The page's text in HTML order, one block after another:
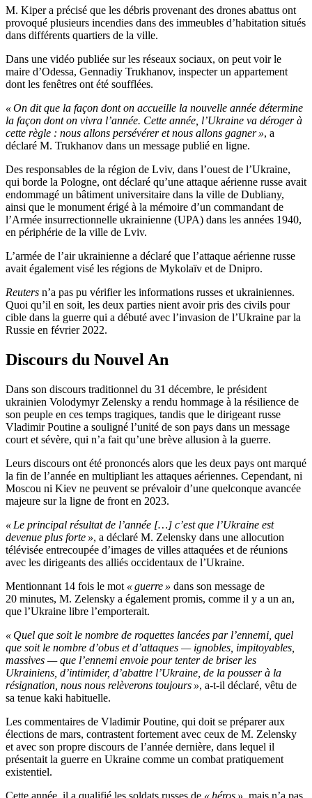
M. Kiper a précisé que les débris provenant des drones abattus ont
provoqué plusieurs incendies dans des immeubles d’habitation situés
dans différents quartiers de la ville.
Dans une vidéo publiée sur les réseaux sociaux, on peut voir le
maire d’Odessa, Gennadiy Trukhanov, inspecter un appartement
dont les fenêtres ont été soufflées.
« On dit que la façon dont on accueille la nouvelle année détermine
la façon dont on vivra l’année. Cette année, l’Ukraine va déroger à
cette règle : nous allons persévérer et nous allons gagner », a
déclaré M. Trukhanov dans un message publié en ligne.
Des responsables de la région de Lviv, dans l’ouest de l’Ukraine,
qui borde la Pologne, ont déclaré qu’une attaque aérienne russe avait
endommagé un bâtiment universitaire dans la ville de Dubliany,
ainsi que le monument érigé à la mémoire d’un commandant de
l’Armée insurrectionnelle ukrainienne (UPA) dans les années 1940,
en périphérie de la ville de Lviv.
L’armée de l’air ukrainienne a déclaré que l’attaque aérienne russe
avait également visé les régions de Mykolaïv et de Dnipro.
Reuters n’a pas pu vérifier les informations russes et ukrainiennes.
Quoi qu’il en soit, les deux parties nient avoir pris des civils pour
cible dans la guerre qui a débuté avec l’invasion de l’Ukraine par la
Russie en février 2022.
Discours du Nouvel An
Dans son discours traditionnel du 31 décembre, le président
ukrainien Volodymyr Zelensky a rendu hommage à la résilience de
son peuple en ces temps tragiques, tandis que le dirigeant russe
Vladimir Poutine a souligné l’unité de son pays dans un message
court et sévère, qui n’a fait qu’une brève allusion à la guerre.
Leurs discours ont été prononcés alors que les deux pays ont marqué
la fin de l’année en multipliant les attaques aériennes. Cependant, ni
Moscou ni Kiev ne peuvent se prévaloir d’une quelconque avancée
majeure sur la ligne de front en 2023.
« Le principal résultat de l’année […] c’est que l’Ukraine est
devenue plus forte », a déclaré M. Zelensky dans une allocution
télévisée entrecoupée d’images de villes attaquées et de réunions
avec les dirigeants des alliés occidentaux de l’Ukraine.
Mentionnant 14 fois le mot « guerre » dans son message de
20 minutes, M. Zelensky a également promis, comme il y a un an,
que l’Ukraine libre l’emporterait.
« Quel que soit le nombre de roquettes lancées par l’ennemi, quel
que soit le nombre d’obus et d’attaques — ignobles, impitoyables,
massives — que l’ennemi envoie pour tenter de briser les
Ukrainiens, d’intimider, d’abattre l’Ukraine, de la pousser à la
résignation, nous nous relèverons toujours », a-t-il déclaré, vêtu de
sa tenue kaki habituelle.
Les commentaires de Vladimir Poutine, qui doit se préparer aux
élections de mars, contrastent fortement avec ceux de M. Zelensky
et avec son propre discours de l’année dernière, dans lequel il
présentait la guerre en Ukraine comme un combat pratiquement
existentiel.
Cette année, il a qualifié les soldats russes de « héros », mais n’a pas